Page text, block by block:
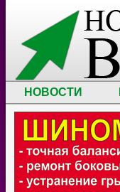
НОВОСТИ